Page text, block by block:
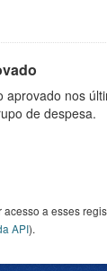
aprovado nos
de despesa.
acesso a esses
API).